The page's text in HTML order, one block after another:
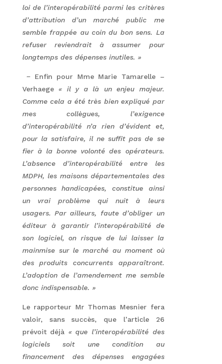
loi de l’interopérabilité parmi les critères
d’attribution d’un marché public me
semble frappée au coin du bon sens. La
refuser reviendrait à assumer pour
longtemps des dépenses inutiles. »
− Enfin pour Mme Marie Tamarelle –
Verhaege« il y a là un enjeu majeur.
Comme cela a été très bien expliqué par
mes collègues, l’exigence
d’interopérabilité n’a rien d’évident et,
pour la satisfaire, il ne suffit pas de se
fier à la bonne volonté des opérateurs.
L’absence d’interopérabilité entre les
MDPH, les maisons départementales des
personnes handicapées, constitue ainsi
un vrai problème qui nuit à leurs
usagers.Par ailleurs, faute d’obliger un
éditeur à garantir l’interopérabilité de
son logiciel, on risque de lui laisser la
mainmise sur le marché au moment où
des produits concurrents apparaîtront.
L’adoption de l’amendement me semble
donc indispensable. »
Le rapporteur Mr Thomas Mesnier fera
valoir, sans succès, que l’article 26
prévoit déjà « que l’interopérabilité des
logiciels soit une condition au
financement des dépenses engagées